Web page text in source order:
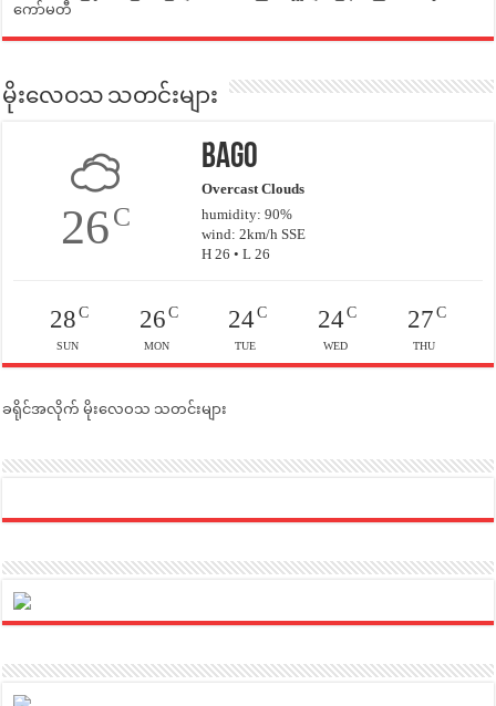
ကော်မတီ
မိုးလေဝသ သတင်းများ
26C
Bago
Overcast Clouds
humidity: 90%
wind: 2km/h SSE
H 26 • L 26
28C
SUN
26C
MON
24C
TUE
24C
WED
27C
THU
ခရိုင်အလိုက် မိုးလေဝသ သတင်းများ